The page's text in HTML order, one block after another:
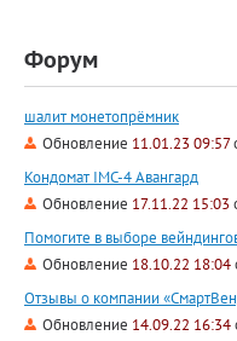
Форум
шалит монетопрёмник
Обновление 11.01.23 09:57
Кондомат IMC-4 Авангард
Обновление 17.11.22 15:03
Помогите в выборе
Обновление 18.10.22 18:04
Отзывы о компании
Обновление 14.09.22 16:34